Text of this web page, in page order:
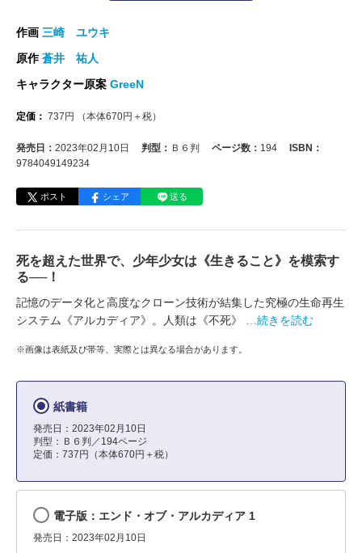
作画 三崎 ユウキ
原作蒼井 祐人
キャラクター原案 GreeN
定価： 737 円 （本体670円＋税）
発売日： 2023年02月10日 判型： Ｂ６判 ページ数： 194
ISBN：
9784049149234
ポスト シェア 送る
死を超えた世界で、少年少女は《生きること》を模索す
る──！
記憶のデータ化と高度なクローン技術が結集した究極の生命再生
システム《アルカディア》。人類は《不死》
…続きを読む
※画像は表紙及び帯等、実際とは異なる場合があります。
紙書籍
発売日：2023年02月10日
判型：Ｂ６判／194ページ
定価：737円（本体670円＋税）
電子版：エンド・オブ・アルカディア 1
発売日：2023年02月10日